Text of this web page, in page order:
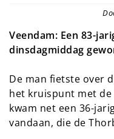
Veendam: Een 83-
dinsdagmiddag
De man fietste over
het kruispunt met
kwam net een 36-
vandaan, die de